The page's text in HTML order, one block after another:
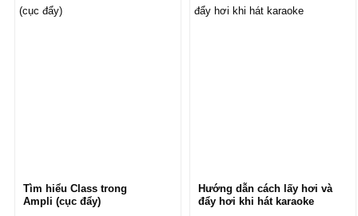
nó là nền tảng của các
Tìm hiểu Class trong
Ampli (cục đẩy)
Hướng dẫn cách lấy hơi và
đẩy hơi khi hát karaoke